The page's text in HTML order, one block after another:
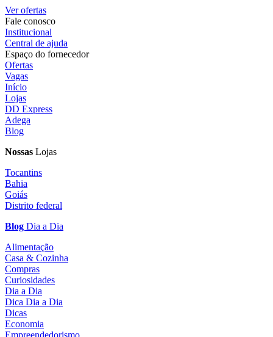
Ver ofertas
Fale conosco
Institucional
Central de ajuda
Espaço do fornecedor
Ofertas
Vagas
Início
Lojas
DD Express
Adega
Blog
Nossas Lojas
Tocantins
Bahia
Goiás
Distrito federal
Blog Dia a Dia
Alimentação
Casa & Cozinha
Compras
Curiosidades
Dia a Dia
Dica Dia a Dia
Dicas
Economia
Empreendedorismo